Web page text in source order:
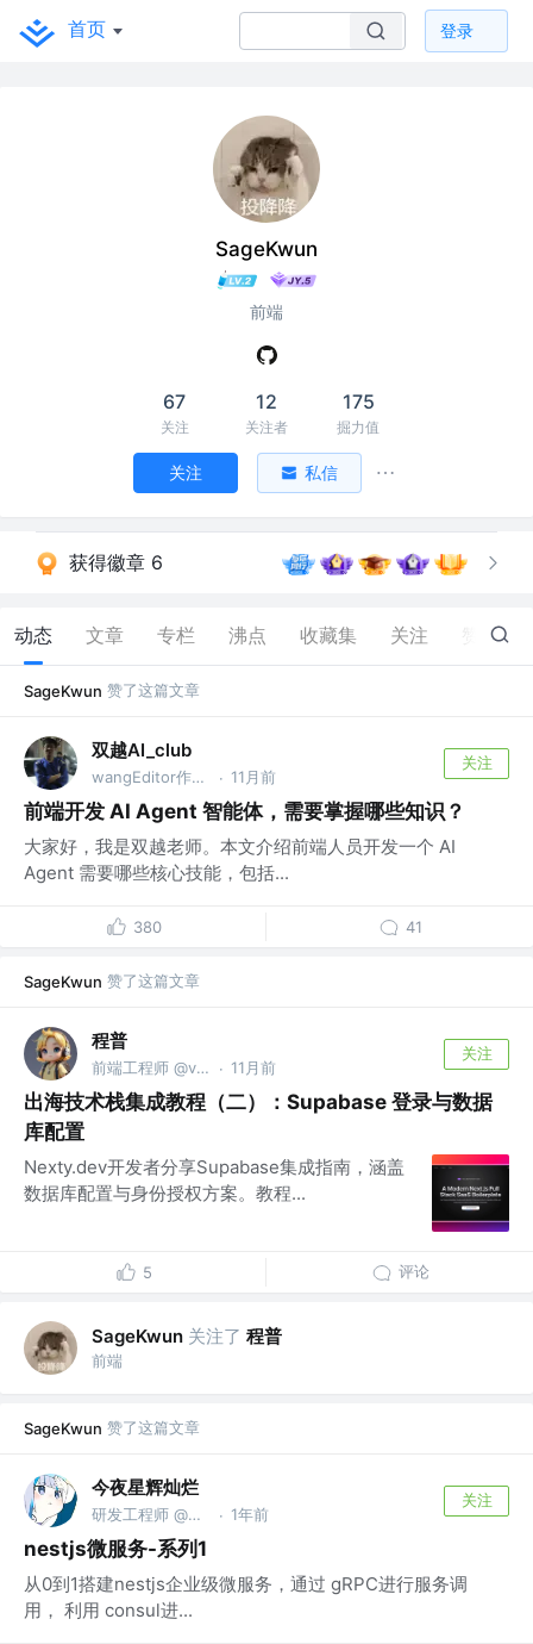
首页 登录
SageKwun
前端
67
关注
12
关注者
175
掘力值
关注 私信
获得徽章 6
动态 文章 专栏 沸点 收藏集 关注 364
SageKwun 赞了这篇文章
双越AI_club
wangEditor作者，慕课网讲师 · 11月前
关注
前端开发 AI Agent 智能体，需要掌握哪些知识？
大家好，我是双越老师。本文介绍前端人员开发一个 AI
Agent 需要哪些核心技能，包括...
380 41
SageKwun 赞了这篇文章
程普
前端工程师 @v:bigye_chengpu · 11月前
关注
出海技术栈集成教程（二）：Supabase 登录与数据
库配置
Nexty.dev开发者分享Supabase集成指南，涵盖
数据库配置与身份授权方案。教程...
5 评论
SageKwun 关注了 程普
前端
SageKwun 赞了这篇文章
今夜星辉灿烂
研发工程师 @Google · 1年前
关注
nestjs微服务-系列1
从0到1搭建nestjs企业级微服务，通过 gRPC进行服务调
用， 利用 consul进...